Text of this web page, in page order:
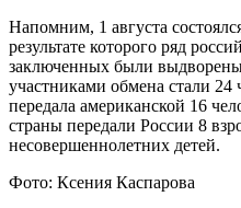
Напомним, 1 августа
результате которого ряд
заключенных были
участниками обмена стали 24
передала американской 16
страны передали России 8
несовершеннолетних детей.
Фото: Ксения Каспарова